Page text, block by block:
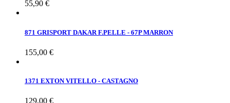
55,90 €
871 GRISPORT DAKAR F.PELLE - 67P MARRON
155,00 €
1371 EXTON VITELLO - CASTAGNO
129,00 €